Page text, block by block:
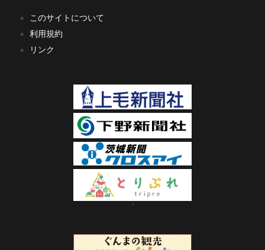
このサイトについて
利用規約
リンク